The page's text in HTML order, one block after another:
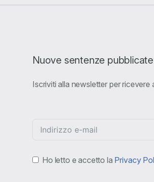
Nuove sentenze pubblicate
Iscriviti alla newsletter per
Ho letto e accetto la Privacy